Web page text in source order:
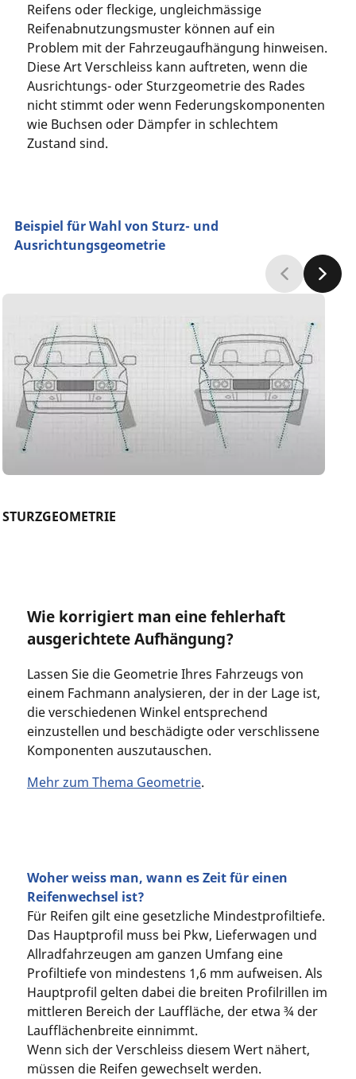
Reifens oder fleckige, ungleichmässige
Reifenabnutzungsmuster können auf ein
Problem mit der Fahrzeugaufhängung hinweisen.
Diese Art Verschleiss kann auftreten, wenn die
Ausrichtungs- oder Sturzgeometrie des Rades
nicht stimmt oder wenn Federungskomponenten
wie Buchsen oder Dämpfer in schlechtem
Zustand sind.
Beispiel für Wahl von Sturz- und
Ausrichtungsgeometrie
STURZGEOMETRIE
Wie korrigiert man eine fehlerhaft
ausgerichtete Aufhängung?
Lassen Sie die Geometrie Ihres Fahrzeugs von
einem Fachmann analysieren, der in der Lage ist,
die verschiedenen Winkel entsprechend
einzustellen und beschädigte oder verschlissene
Komponenten auszutauschen.
Mehr zum Thema Geometrie.
Woher weiss man, wann es Zeit für einen
Reifenwechsel ist?
Für Reifen gilt eine gesetzliche Mindestprofiltiefe.
Das Hauptprofil muss bei Pkw, Lieferwagen und
Allradfahrzeugen am ganzen Umfang eine
Profiltiefe von mindestens 1,6 mm aufweisen. Als
Hauptprofil gelten dabei die breiten Profilrillen im
mittleren Bereich der Lauffläche, der etwa ¾ der
Laufflächenbreite einnimmt.
Wenn sich der Verschleiss diesem Wert nähert,
müssen die Reifen gewechselt werden.